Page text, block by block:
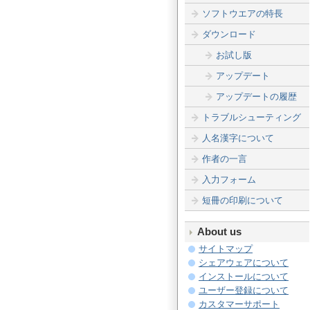
ソフトウエアの特長
ダウンロード
お試し版
アップデート
アップデートの履歴
トラブルシューティング
人名漢字について
作者の一言
入力フォーム
短冊の印刷について
About us
サイトマップ
シェアウェアについて
インストールについて
ユーザー登録について
カスタマーサポート